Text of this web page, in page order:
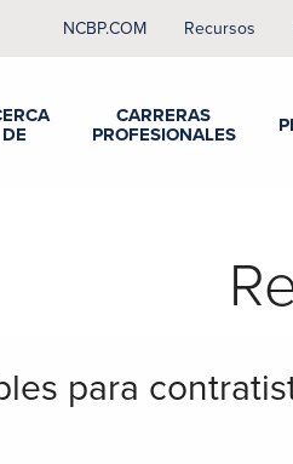
NCBP.COM Recursos
DE
CARRERAS
PROFESIONALES
para